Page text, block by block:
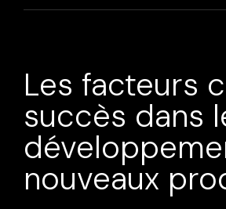
Les facteurs
succès dans
nouveaux